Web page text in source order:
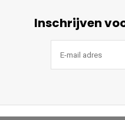
Inschrijven